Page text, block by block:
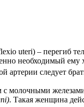
uteri) – перегиб
необходимый ему
артерии следует
с молочными
. Такая женщина